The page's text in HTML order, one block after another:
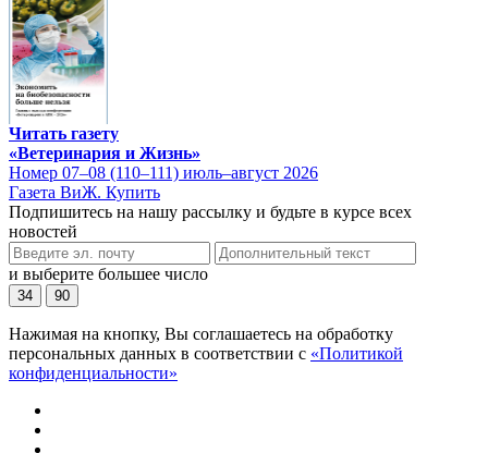
Читать газету
«Ветеринария и Жизнь»
Номер 07–08 (110–111) июль–август 2026
Газета ВиЖ. Купить
Подпишитесь на нашу рассылку и будьте в курсе всех
новостей
и выберите большее число
34 90
Нажимая на кнопку, Вы соглашаетесь на обработку
персональных данных в соответствии с «Политикой
конфиденциальности»